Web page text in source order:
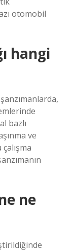
otomobil
hangi
bazlı
ve
ne